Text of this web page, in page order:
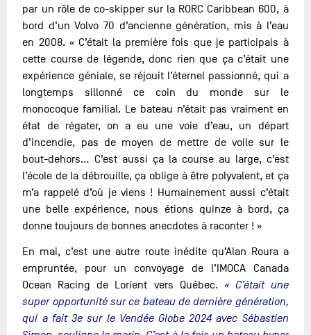
par un rôle de co-skipper sur la RORC Caribbean 600, à
bord d’un Volvo 70 d’ancienne génération, mis à l’eau
en 2008. « C’était la première fois que je participais à
cette course de légende, donc rien que ça c’était une
expérience géniale, se réjouit l’éternel passionné, qui a
longtemps sillonné ce coin du monde sur le
monocoque familial. Le bateau n’était pas vraiment en
état de régater, on a eu une voie d’eau, un départ
d’incendie, pas de moyen de mettre de voile sur le
bout-dehors… C’est aussi ça la course au large, c’est
l’école de la débrouille, ça oblige à être polyvalent, et ça
m’a rappelé d’où je viens ! Humainement aussi c’était
une belle expérience, nous étions quinze à bord, ça
donne toujours de bonnes anecdotes à raconter ! »
En mai, c’est une autre route inédite qu’Alan Roura a
empruntée, pour un convoyage de l’IMOCA Canada
Ocean Racing de Lorient vers Québec. « C’était une
super opportunité sur ce bateau de dernière génération,
qui a fait 3e sur le Vendée Globe 2024 avec Sébastien